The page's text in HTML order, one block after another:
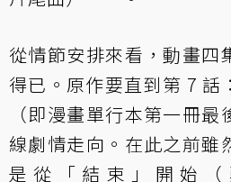
從情節安排來看，動畫四
得已。原作要直到第 7 話
（即漫畫單行本第一冊
線劇情走向。在此之前雖
是從「結束」開始